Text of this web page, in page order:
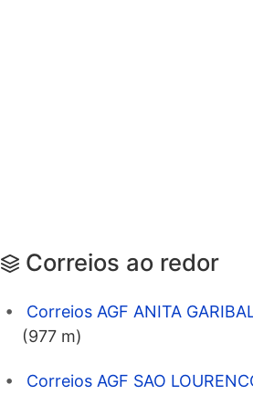
Correios ao redor
Correios AGF ANITA
(977 m)
Correios AGF SAO